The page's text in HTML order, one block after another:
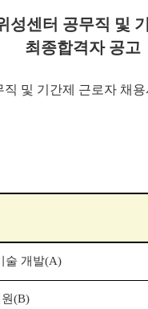
성센터 공무직 및
최종합격자 공고
및 기간제 근로자 채
술 개발(A)
(B)